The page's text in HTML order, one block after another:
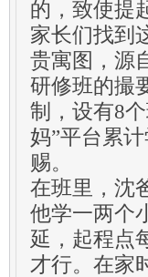
的，致使提
家长们找到
贵寓图，源
研修班的撮
制，设有8
妈”平台累
赐。
在班里，沈
他学一两个
延，起程点
才行。在家